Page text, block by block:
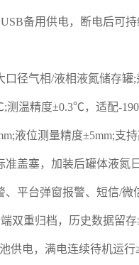
备用供电，断电后可持
口径气相/液相液氮储存
测温精度±0.3℃，适配-
液位测量精度±5mm;支
准盖塞，加装后罐体液氮
、平台弹窗报警、短信/微
双重归档，历史数据留
供电，满电连续待机运